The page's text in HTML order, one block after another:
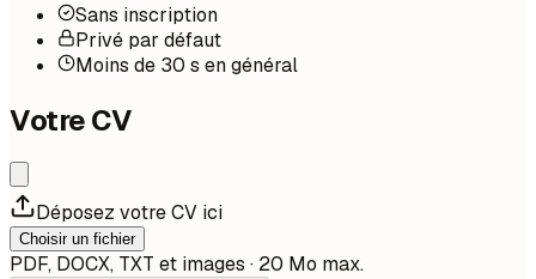
Sans inscription
Privé par défaut
Moins de 30 s en général
Votre CV
Déposez votre CV ici
Choisir un fichier
PDF, DOCX, TXT et images · 20 Mo max.